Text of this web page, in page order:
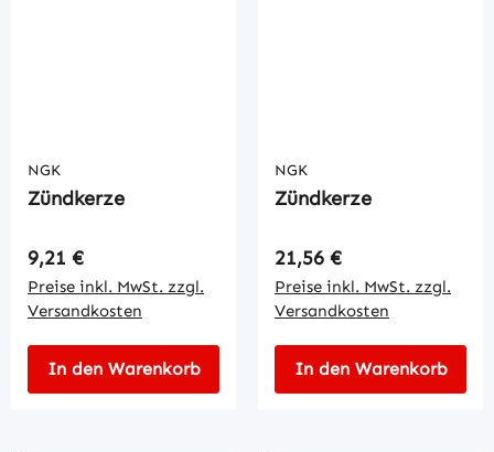
NGK
Zündkerze
Regulärer Preis:
9,21 €
Preise inkl. MwSt. zzgl.
Versandkosten
In den Warenkorb
NGK
Zündkerze
Regulärer Preis:
21,56 €
Preise inkl. MwSt. zzgl.
Versandkosten
In den Warenkorb